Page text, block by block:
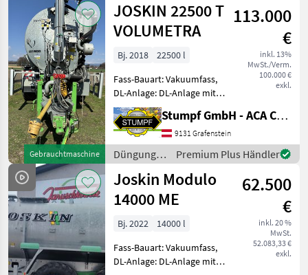
Beregnung
/ Joskin
Gebrauchtmaschine
JOSKIN 22500 T
VOLUMETRA
113.000
€
inkl. 13%
MwSt./Verm.
100.000 €
exkl.
Bj. 2018
22500 l
Fass-Bauart: Vakuumfass,
DL-Anlage: DL-Anlage mit
ALB, Saugleitung, hydr.
Stützfuß, gefedertes
Achsaggregat, hydr.
sperrbare Achse Die
Güllefässer der Marke
Joskin, Model
Stumpf GmbH - ACA Center Stumpf
9131 Grafenstein
Düngung
und
Beregnung
/ Joskin
Premium Plus Händler
Joskin Modulo
14000 ME
62.500
€
inkl. 20 %
MwSt.
52.083,33 €
exkl.
Bj. 2022
14000 l
Fass-Bauart: Vakuumfass,
DL-Anlage: DL-Anlage mit